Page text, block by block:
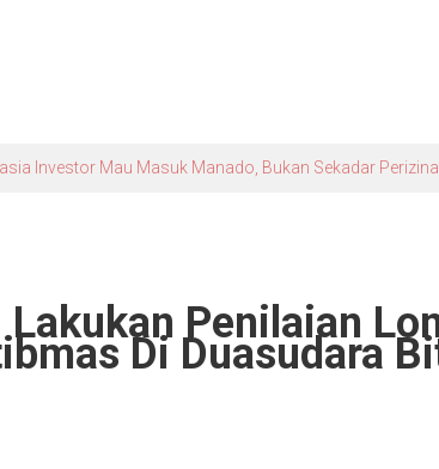
Investor Mau Masuk Manado, Bukan Sekadar
Penilaian
Di Duasudara